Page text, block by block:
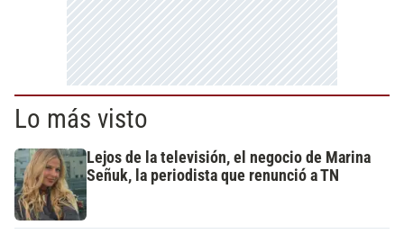
Lo más visto
Lejos de la televisión, el negocio de Marina
Señuk, la periodista que renunció a TN